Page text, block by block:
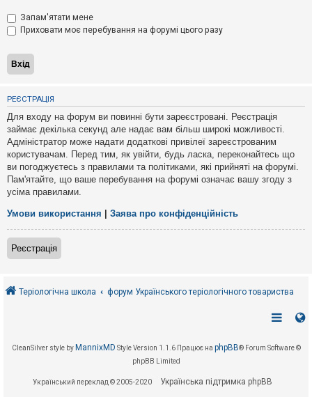
Т
м
и
б
з
в
і
д
п
о
в
і
д
е
й
А
к
т
и
і
Запам'ятати мене
Приховати моє перебування на форумі цього разу
РЕЄСТРАЦІЯ
Для входу на форум ви повинні бути зареєстровані. Реєстрація
займає декілька секунд але надає вам більш широкі можливості.
Адміністратор може надати додаткові привілеї зареєстрованим
користувачам. Перед тим, як увійти, будь ласка, переконайтесь що
ви погоджуєтесь з правилами та політиками, які прийняті на форумі.
Пам'ятайте, що ваше перебування на форумі означає вашу згоду з
усіма правилами.
Умови використання Заява про конфіденційність
Реєстрація
Теріологічна школа форум Українського теріологічного товариства
CleanSilver style by MannixMD Style Version 1.1.6 Працює на phpBB® Forum Software ©
phpBB Limited
Український переклад © 2005-2020 Українська підтримка phpBB